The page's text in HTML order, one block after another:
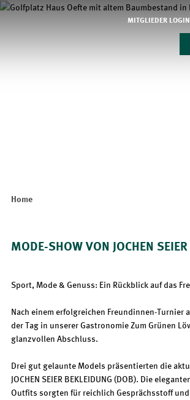
MITGLIEDER LOGIN
Home
MODE-SHOW VON JOCHEN
Sport, Mode & Genuss: Ein Rückblick auf das
Nach einem erfolgreichen Freundinnen-Turnier
der Tag in unserer Gastronomie Zum Grünen
glanzvollen Abschluss.
Drei gut gelaunte Models präsentierten die
JOCHEN SEIER BEKLEIDUNG (DOB). Die
Outfits sorgten für reichlich Gesprächsstoff